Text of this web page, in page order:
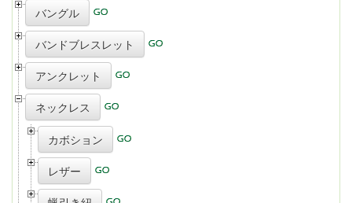
バングル
バンドブレスレット
アンクレット
ネックレス
カボション
レザー